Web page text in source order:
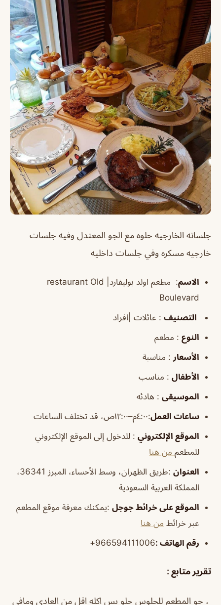
جلساته الخارجيه حلوه مع الجو المعتدل وفيه جلسات
خارجيه مسكره وفي جلسات داخليه
الاسم: مطعم اولد بوليفارد| restaurant Old
Boulevard
التصنيف : عائلات |افراد
النوع : مطعم
الأسعار : مناسبة
الأطفال : مناسب
الموسيقى : هادئه
ساعات العمل:٤:٠٠م–١٢:٠٠ص،
قد تختلف الساعات
الموقع الإلكتروني : للدخول إلى الموقع الإلكتروني
للمطعم من هنا
العنوان
:طريق الظهران، وسط الأحساء، المبرز 36341،
المملكة العربية السعودية
الموقع على خرائط جوجل :يمكنك معرفة موقع المطعم
عبر خرائط من هنا
رقم الهاتف :
966594111006+
تقرير متابع :
، جو المطعم للجلوس حلو بس اكله اقل من العادي ومافي